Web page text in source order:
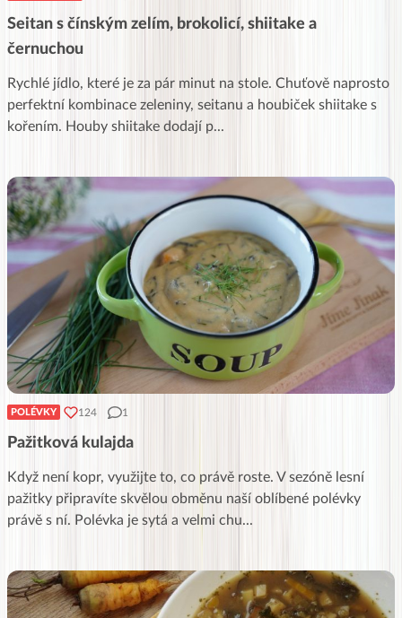
Seitan s čínským zelím, brokolicí, shiitake a
černuchou
Rychlé jídlo, které je za pár minut na stole. Chuťově naprosto
perfektní kombinace zeleniny, seitanu a houbiček shiitake s
kořením. Houby shiitake dodají p...
POLÉVKY 124 1
Pažitková kulajda
Když není kopr, využijte to, co právě roste. V sezóně lesní
pažitky připravíte skvělou obměnu naší oblíbené polévky
právě s ní. Polévka je sytá a velmi chu...